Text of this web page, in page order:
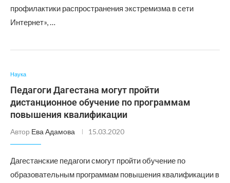
профилактики распространения экстремизма в сети
Интернет», …
Наука
Педагоги Дагестана могут пройти
дистанционное обучение по программам
повышения квалификации
Автор Ева Адамова 15.03.2020
Дагестанские педагоги смогут пройти обучение по
образовательным программам повышения квалификации в